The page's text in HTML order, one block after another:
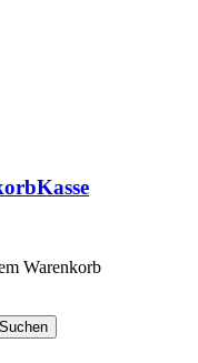
Kasse
Warenkorb